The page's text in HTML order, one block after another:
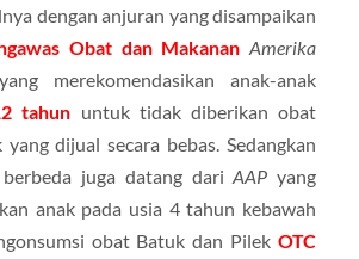
dengan anjuran yang disampaikan
Obat dan Makanan Amerika
merekomendasikan anak-anak
tahun untuk tidak diberikan obat
dijual secara bebas. Sedangkan
berbeda juga datang dariAAP yang
anak pada usia 4 tahun kebawah
obat Batuk dan PilekOTC